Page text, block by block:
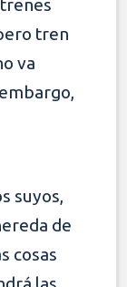
tren
va
suyos,
de
cosas